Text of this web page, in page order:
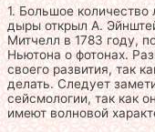
1. Большое
дыры открыл А.
Митчелл в 1783 году,
Ньютона о фотонах.
своего развития, так
делать. Следует
сейсмологии, так как
имеют волновой